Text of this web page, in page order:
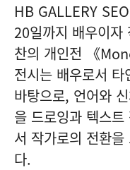
HB GALLERY
20일까지 배우이자
찬의 개인전 《
전시는 배우로서
바탕으로, 언어와
을 드로잉과 텍스
서 작가로의 전환
다.